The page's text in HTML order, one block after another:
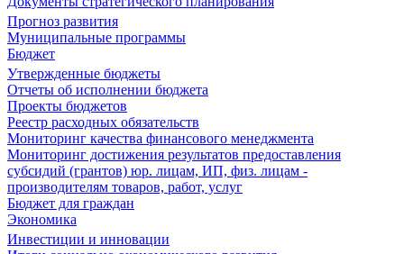
Прогноз развития
Муниципальные программы
Бюджет
Утвержденные бюджеты
Отчеты об исполнении бюджета
Проекты бюджетов
Реестр расходных обязательств
Мониторинг качества финансового менеджмента
Мониторинг достижения результатов предоставления
субсидий (грантов) юр. лицам, ИП, физ. лицам -
производителям товаров, работ, услуг
Бюджет для граждан
Экономика
Инвестиции и инновации